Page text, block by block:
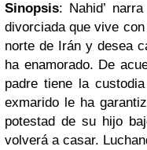
Sinopsis: Nahid’
divorciada que vive
norte de Irán y desea
ha enamorado. De
padre tiene la
exmarido le ha
potestad de su hijo
volverá a casar.